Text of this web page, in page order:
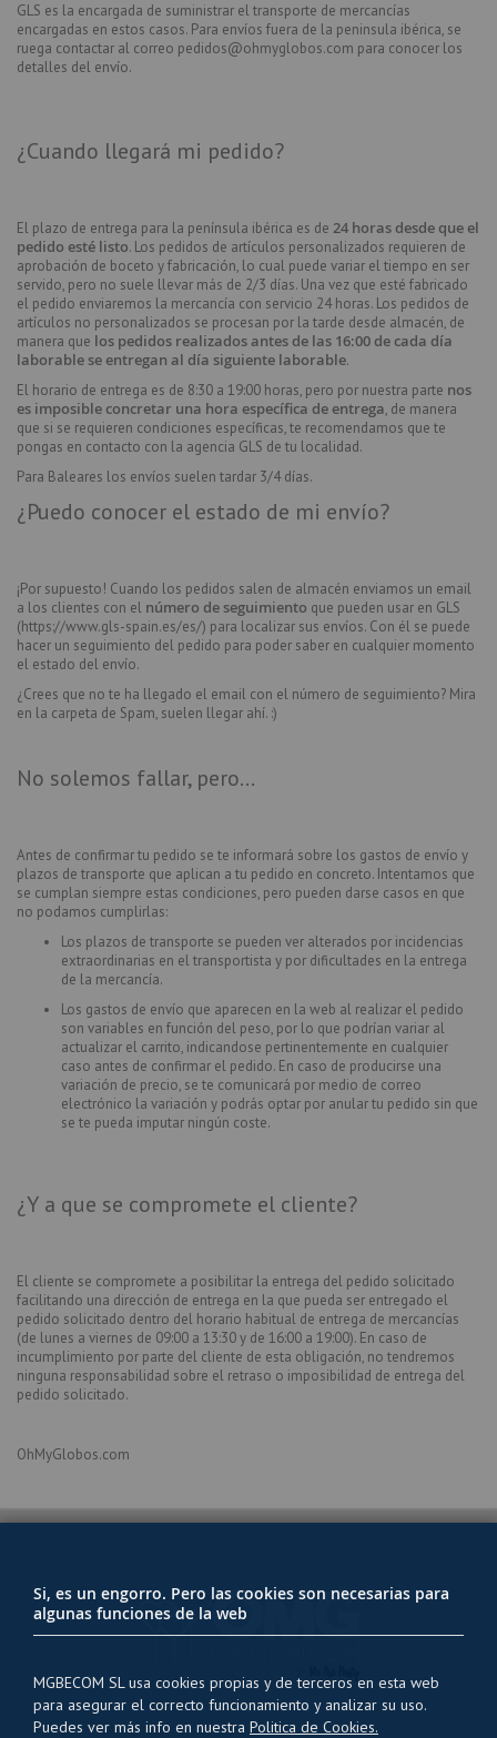
GLS es la encargada de suministrar el transporte de mercancías
encargadas en estos casos. Para envíos fuera de la peninsula ibérica, se
ruega contactar al correo pedidos@ohmyglobos.com para conocer los
detalles del envío.
¿Cuando llegará mi pedido?
El plazo de entrega para la península ibérica es de 24 horas desde que el
pedido esté listo. Los pedidos de artículos personalizados requieren de
aprobación de boceto y fabricación, lo cual puede variar el tiempo en ser
servido, pero no suele llevar más de 2/3 días. Una vez que esté fabricado
el pedido enviaremos la mercancía con servicio 24 horas. Los pedidos de
artículos no personalizados se procesan por la tarde desde almacén, de
manera que los pedidos realizados antes de las 16:00 de cada día
laborable se entregan al día siguiente laborable.
El horario de entrega es de 8:30 a 19:00 horas, pero por nuestra parte nos
es imposible concretar una hora específica de entrega, de manera
que si se requieren condiciones específicas, te recomendamos que te
pongas en contacto con la agencia GLS de tu localidad.
Para Baleares los envíos suelen tardar 3/4 días.
¿Puedo conocer el estado de mi envío?
¡Por supuesto! Cuando los pedidos salen de almacén enviamos un email
a los clientes con el número de seguimiento que pueden usar en GLS
(https://www.gls-spain.es/es/) para localizar sus envíos. Con él se puede
hacer un seguimiento del pedido para poder saber en cualquier momento
el estado del envío.
¿Crees que no te ha llegado el email con el número de seguimiento? Mira
en la carpeta de Spam, suelen llegar ahí. :)
No solemos fallar, pero...
Antes de confirmar tu pedido se te informará sobre los gastos de envío y
plazos de transporte que aplican a tu pedido en concreto. Intentamos que
se cumplan siempre estas condiciones, pero pueden darse casos en que
no podamos cumplirlas:
Los plazos de transporte se pueden ver alterados por incidencias
extraordinarias en el transportista y por dificultades en la entrega
de la mercancía.
Los gastos de envío que aparecen en la web al realizar el pedido
son variables en función del peso, por lo que podrían variar al
actualizar el carrito, indicandose pertinentemente en cualquier
caso antes de confirmar el pedido. En caso de producirse una
variación de precio, se te comunicará por medio de correo
electrónico la variación y podrás optar por anular tu pedido sin que
se te pueda imputar ningún coste.
¿Y a que se compromete el cliente?
El cliente se compromete a posibilitar la entrega del pedido solicitado
facilitando una dirección de entrega en la que pueda ser entregado el
pedido solicitado dentro del horario habitual de entrega de mercancías
(de lunes a viernes de 09:00 a 13:30 y de 16:00 a 19:00). En caso de
incumplimiento por parte del cliente de esta obligación, no tendremos
ninguna responsabilidad sobre el retraso o imposibilidad de entrega del
pedido solicitado.
OhMyGlobos.com
Si, es un engorro. Pero las cookies son necesarias para
algunas funciones de la web
MGBECOM SL usa cookies propias y de terceros en esta web
para asegurar el correcto funcionamiento y analizar su uso.
Puedes ver más info en nuestra Politica de Cookies.